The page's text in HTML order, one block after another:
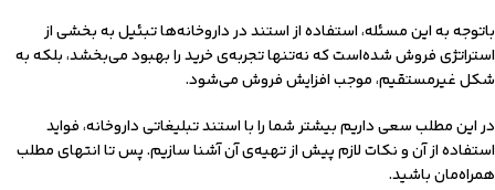
باتوجه به این مسئله، استفاده از استند در داروخانه‌ها تبئیل به بخشی از
استراتژی فروش شده‌است که نه‌تنها تجربه‌ی خرید را بهبود می‌بخشد، بلکه به
شکل غیرمستقیم، موجب افزایش فروش می‌شود.
در این مطلب سعی داریم بیشتر شما را با استند تبلیغاتی داروخانه، فواید
استفاده از آن و نکات لازم پیش از تهیه‌ی آن آشنا سازیم. پس تا انتهای مطلب
همراه‌مان باشید.